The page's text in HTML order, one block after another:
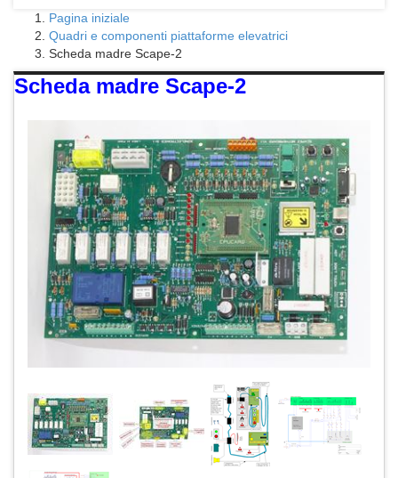
Pagina iniziale
Quadri e componenti piattaforme elevatrici
Scheda madre Scape-2
Scheda madre Scape-2